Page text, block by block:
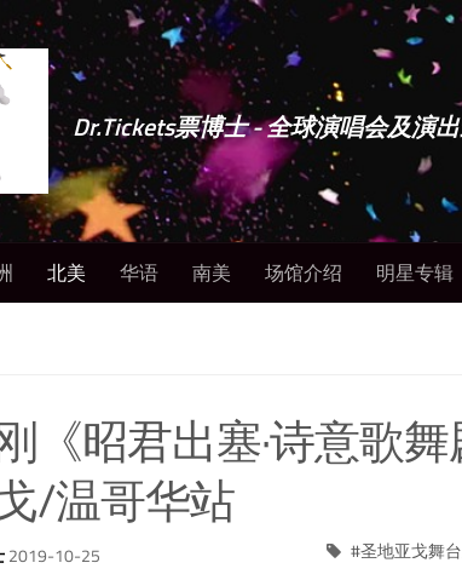
Dr.Tickets票博士 - 全球演唱会及演
北美 华语 南美 场馆介绍 明星专辑
《昭君出塞·诗意歌
/温哥华站
2019-10-25 圣地亚戈舞